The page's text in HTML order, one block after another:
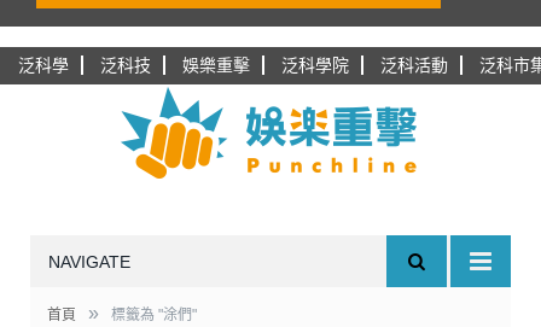
泛科學 泛科技 娛樂重擊 泛科學院 泛科活動 泛科市
NAVIGATE
首頁 » 標籤為 "涂們"